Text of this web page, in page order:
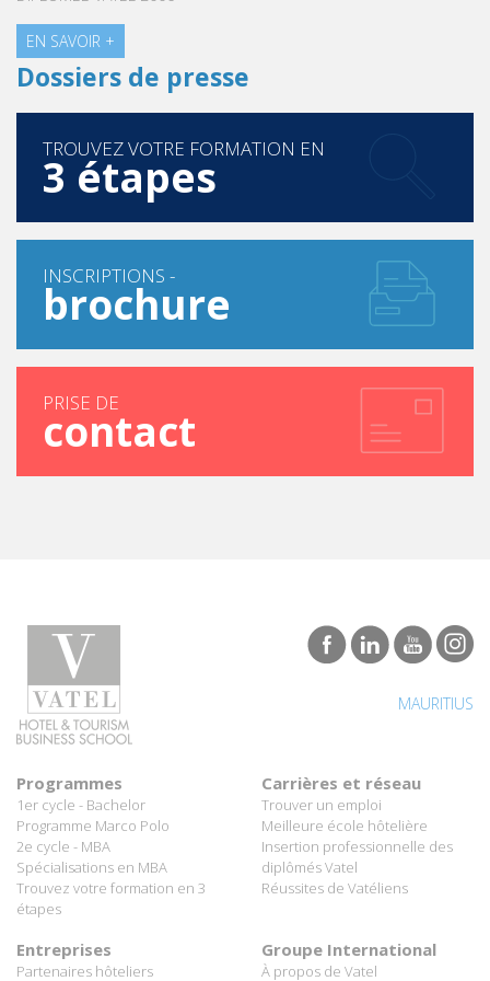
EN SAVOIR +
Dossiers de presse
TROUVEZ VOTRE FORMATION EN
3 étapes
INSCRIPTIONS -
brochure
PRISE DE
contact
MAURITIUS
Programmes
1er cycle - Bachelor
Programme Marco Polo
2e cycle - MBA
Spécialisations en MBA
Trouvez votre formation en 3
étapes
Carrières et réseau
Trouver un emploi
Meilleure école hôtelière
Insertion professionnelle des
diplômés Vatel
Réussites de Vatéliens
Entreprises
Partenaires hôteliers
Groupe International
À propos de Vatel